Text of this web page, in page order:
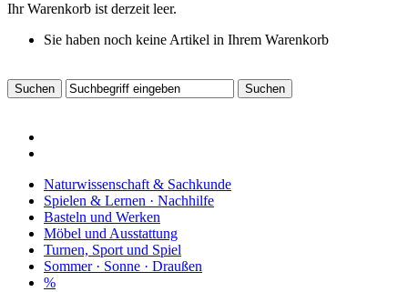
Ihr Warenkorb ist derzeit leer.
Sie haben noch keine Artikel in Ihrem Warenkorb
Naturwissenschaft & Sachkunde
Spielen & Lernen · Nachhilfe
Basteln und Werken
Möbel und Ausstattung
Turnen, Sport und Spiel
Sommer · Sonne · Draußen
%